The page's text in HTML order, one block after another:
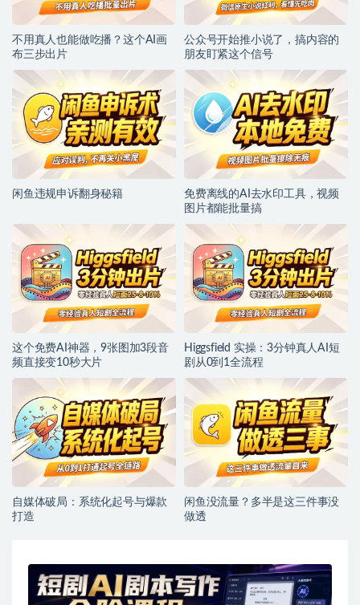
不用真人也能做吃播？这个AI画
布三步出片
公众号开始推小说了，搞内容的
朋友盯紧这个信号
闲鱼违规申诉翻身秘籍
免费离线的AI去水印工具，视频
图片都能批量搞
这个免费AI神器，9张图加3段音
频直接变10秒大片
Higgsfield 实操：3分钟真人AI短
剧从0到1全流程
自媒体破局：系统化起号与爆款
打造
闲鱼没流量？多半是这三件事没
做透